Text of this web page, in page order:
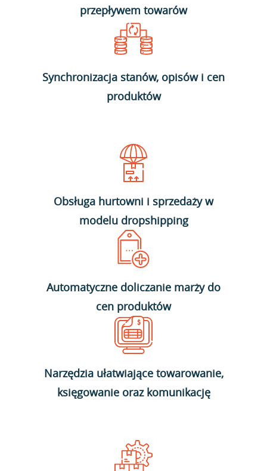
przepływem towarów
Synchronizacja stanów, opisów i cen
produktów
Obsługa hurtowni i sprzedaży w
modelu dropshipping
Automatyczne doliczanie marży do
cen produktów
Narzędzia ułatwiające towarowanie,
księgowanie oraz komunikację